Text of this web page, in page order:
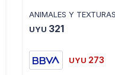
UYU 321
UYU 273